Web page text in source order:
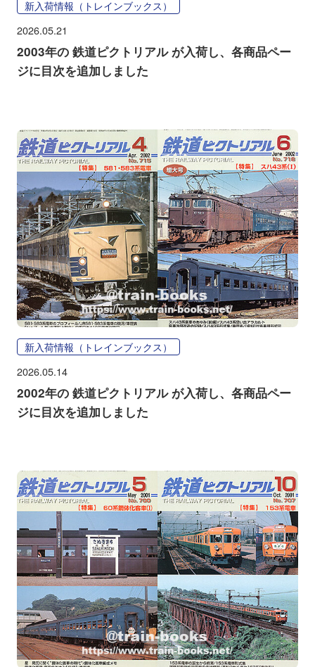
新入荷情報（トレインブックス）
2026.05.21
2003年の 鉄道ピクトリアル が入荷し、各商品ペー
ジに目次を追加しました
新入荷情報（トレインブックス）
2026.05.14
2002年の 鉄道ピクトリアル が入荷し、各商品ペー
ジに目次を追加しました